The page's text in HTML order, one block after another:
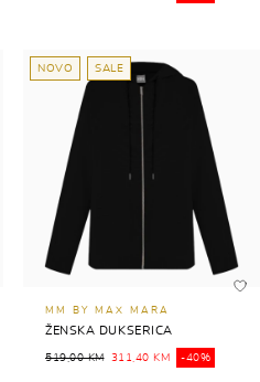
NOVO SALE
MM BY MAX MARA
ŽENSKA DUKSERICA
519,00 KM 311,40 KM -40%